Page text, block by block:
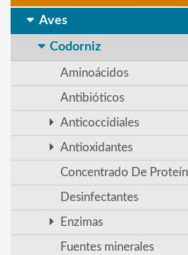
Aves
Codorniz
Aminoácidos
Antibióticos
Anticoccidiales
Antioxidantes
Concentrado De
Desinfectantes
Enzimas
Fuentes minerales